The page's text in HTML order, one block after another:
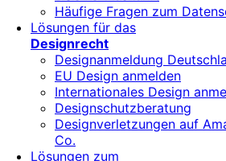
Häufige Fragen zum
Lösungen für das
Designrecht
Designanmeldung
EU Design anmelden
Internationales Design
Designschutzberatung
Designverletzungen auf
Co.
Lösungen zum